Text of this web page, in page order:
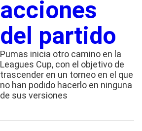
acciones
del partido
Pumas inicia otro camino en la
Leagues Cup, con el objetivo de
trascender en un torneo en el que
no han podido hacerlo en ninguna
de sus versiones